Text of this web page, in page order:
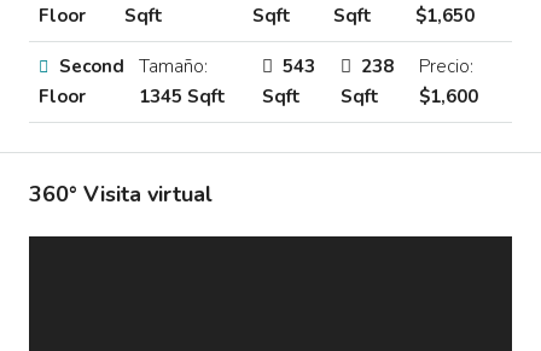
Floor
Sqft
Sqft
Sqft
$1,650
Second
Floor
Tamaño:
1345 Sqft
543
Sqft
238
Sqft
Precio:
$1,600
360° Visita virtual